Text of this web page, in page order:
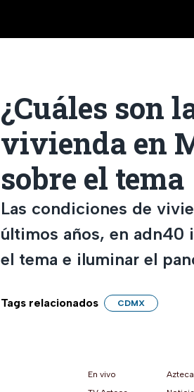
¿Cuáles son
vivienda en
sobre el tema
Las condiciones de
últimos años, en adn40
el tema e iluminar el
Tags relacionados CDMX
En vivo